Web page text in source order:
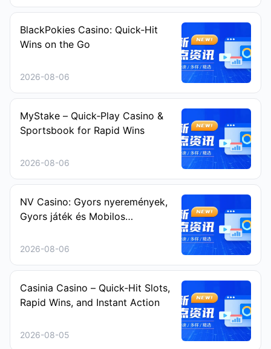
BlackPokies Casino: Quick‑Hit
Wins on the Go
2026-08-06
MyStake – Quick‑Play Casino &
Sportsbook for Rapid Wins
2026-08-06
NV Casino: Gyors nyeremények,
Gyors játék és Mobilos
2026-08-06
Casinia Casino – Quick‑Hit Slots,
Rapid Wins, and Instant Action
2026-08-05